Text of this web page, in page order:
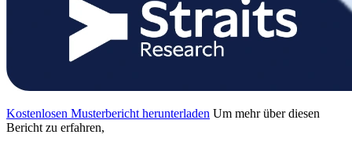
Kostenlosen Musterbericht herunterladen Um mehr über diesen
Bericht zu erfahren,